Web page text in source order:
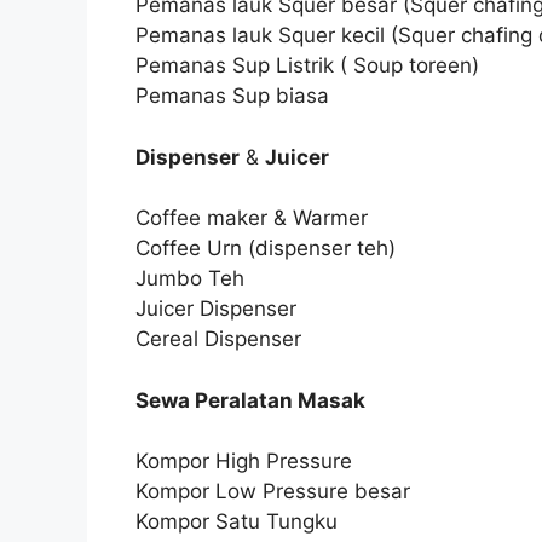
Pemanas lauk Squer besar (Squer
Pemanas lauk Squer kecil (Squer chafing
Pemanas Sup Listrik ( Soup toreen)
Pemanas Sup biasa
Dispenser & Juicer
Coffee maker & Warmer
Coffee Urn (dispenser teh)
Jumbo Teh
Juicer Dispenser
Cereal Dispenser
Sewa Peralatan Masak
Kompor High Pressure
Kompor Low Pressure besar
Kompor Satu Tungku